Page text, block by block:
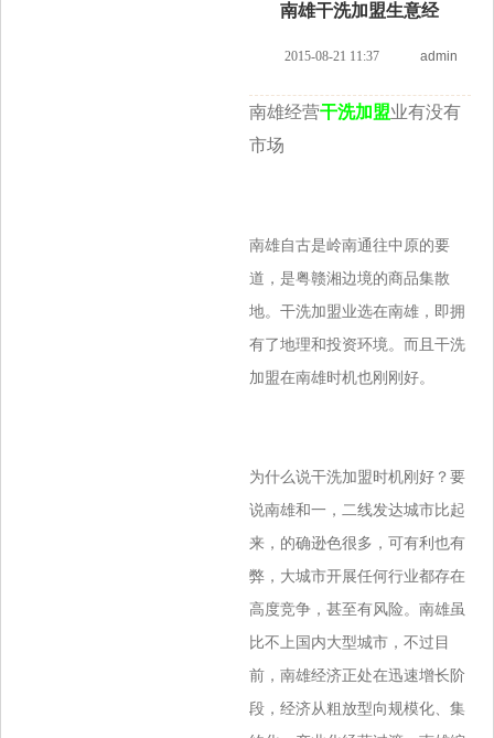
南雄干洗加盟生意经
2015-08-21 11:37 admin
南雄经营干洗加盟业有没有
市场
南雄自古是岭南通往中原的要
道，是粤赣湘边境的商品集散
地。干洗加盟业选在南雄，即拥
有了地理和投资环境。而且干洗
加盟在南雄时机也刚刚好。
为什么说干洗加盟时机刚好？要
说南雄和一，二线发达城市比起
来，的确逊色很多，可有利也有
弊，大城市开展任何行业都存在
高度竞争，甚至有风险。南雄虽
比不上国内大型城市，不过目
前，南雄经济正处在迅速增长阶
段，经济从粗放型向规模化、集